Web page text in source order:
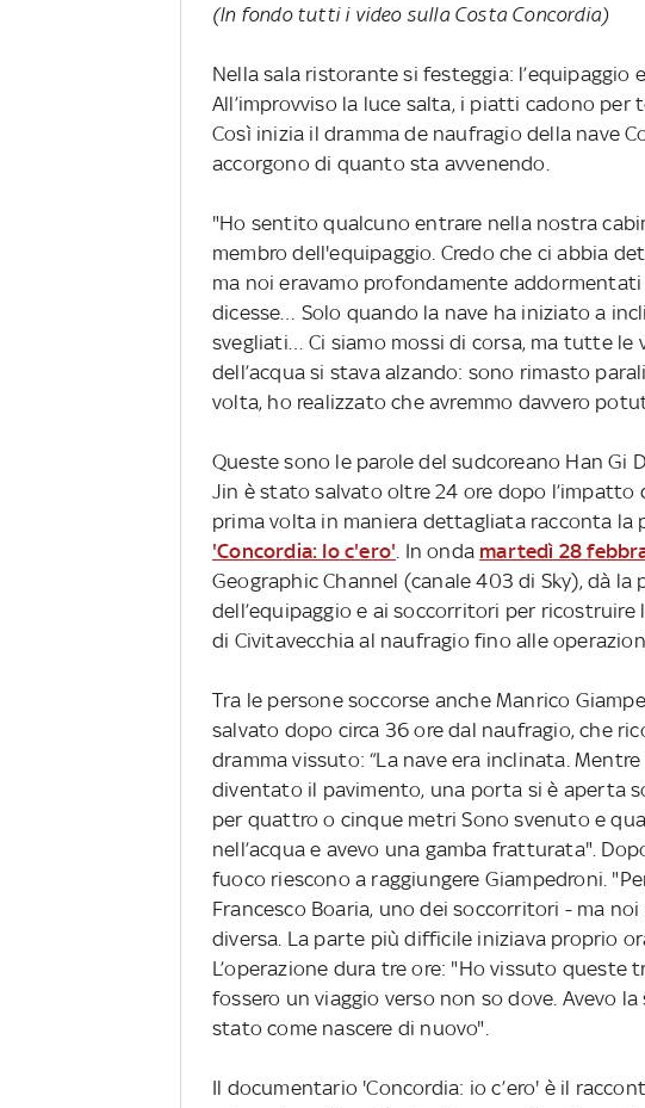
(In fondo tutti i video sulla Costa Concordia)
Nella sala ristorante si festeggia: l’equipaggio
All’improvviso la luce salta, i piatti cadono per
Così inizia il dramma de naufragio della nave
accorgono di quanto sta avvenendo.
"Ho sentito qualcuno entrare nella nostra
membro dell'equipaggio. Credo che ci abbia
ma noi eravamo profondamente
dicesse… Solo quando la nave ha iniziato a
svegliati… Ci siamo mossi di corsa, ma tutte le
dell’acqua si stava alzando: sono rimasto
volta, ho realizzato che avremmo davvero
Queste sono le parole del sudcoreano Han Gi
Jin è stato salvato oltre 24 ore dopo l’impatto
prima volta in maniera dettagliata racconta la
'Concordia: Io c'ero' . In onda martedì 28
Geographic Channel (canale 403 di Sky), dà la
dell’equipaggio e ai soccorritori per
di Civitavecchia al naufragio fino alle
Tra le persone soccorse anche Manrico
salvato dopo circa 36 ore dal naufragio, che
dramma vissuto: “La nave era inclinata.
diventato il pavimento, una porta si è aperta
per quattro o cinque metri Sono svenuto e
nell’acqua e avevo una gamba fratturata".
fuoco riescono a raggiungere Giampedroni.
Francesco Boaria, uno dei soccorritori - ma
diversa. La parte più difficile iniziava proprio
L’operazione dura tre ore: "Ho vissuto queste
fossero un viaggio verso non so dove. Avevo
stato come nascere di nuovo".
Il documentario 'Concordia: io c’ero' è il